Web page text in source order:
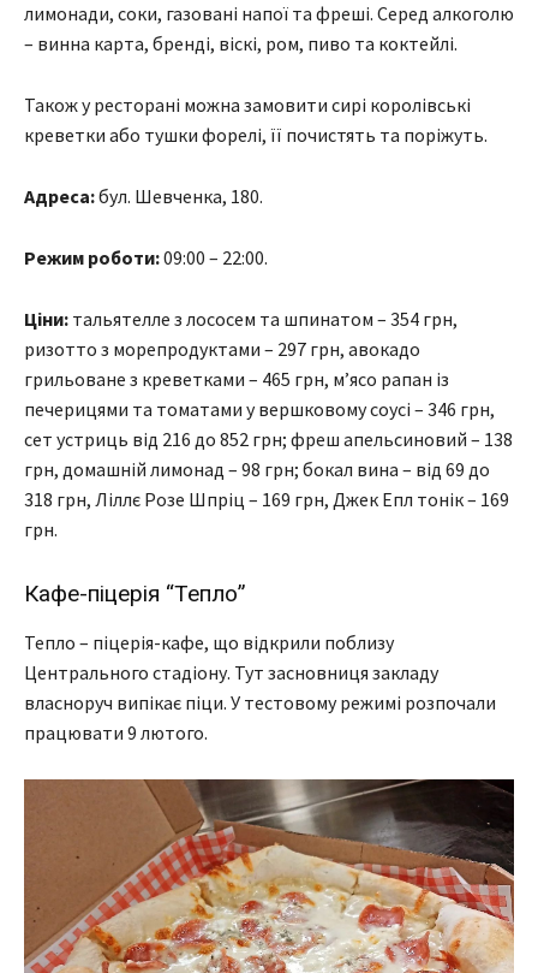
лимонади, соки, газовані напої та фреші. Серед алкоголю
– винна карта, бренді, віскі, ром, пиво та коктейлі.
Також у ресторані можна замовити сирі королівські
креветки або тушки форелі, її почистять та поріжуть.
Адреса:бул. Шевченка, 180.
Режим роботи:09:00 – 22:00.
Ціни: тальятелле з лососем та шпинатом – 354 грн,
ризотто з морепродуктами – 297 грн, авокадо
грильоване з креветками – 465 грн, м’ясо рапан із
печерицями та томатами у вершковому соусі – 346 грн,
сет устриць від 216 до 852 грн; фреш апельсиновий – 138
грн, домашній лимонад – 98 грн; бокал вина – від 69 до
318 грн, Ліллє Розе Шпріц – 169 грн, Джек Епл тонік – 169
грн.
Кафе-піцерія “Тепло”
Тепло – піцерія-кафе, що відкрили поблизу
Центрального стадіону. Тут засновниця закладу
власноруч випікає піци. У тестовому режимі розпочали
працювати 9 лютого.